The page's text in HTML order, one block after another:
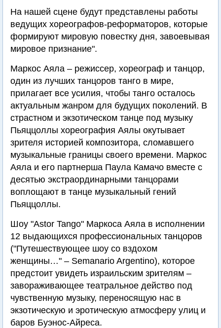
На нашей сцене будут представлены работы
ведущих хореографов-реформаторов, которые
формируют мировую повестку дня, завоевывая
мировое признание".
Маркос Аяла – режиссер, хореограф и танцор,
один из лучших танцоров танго в мире,
прилагает все усилия, чтобы танго осталось
актуальным жанром для будущих поколений. В
страстном и экзотическом танце под музыку
Пьяццоллы хореография Аялы окутывает
зрителя историей композитора, сломавшего
музыкальные границы своего времени. Маркос
Аяла и его партнерша Паула Камачо вместе с
десятью экстраординарными танцорами
воплощают в танце музыкальный гений
Пьяццоллы.
Шоу "Astor Tango" Маркоса Аяла в исполнении
12 выдающихся профессиональных танцоров
("Путешествующее шоу со вздохом
женщины…" – Semanario Argentino), которое
предстоит увидеть израильским зрителям –
завораживающее театральное действо под
чувственную музыку, переносящую нас в
экзотическую и эротическую атмосферу улиц и
баров Буэнос-Айреса.